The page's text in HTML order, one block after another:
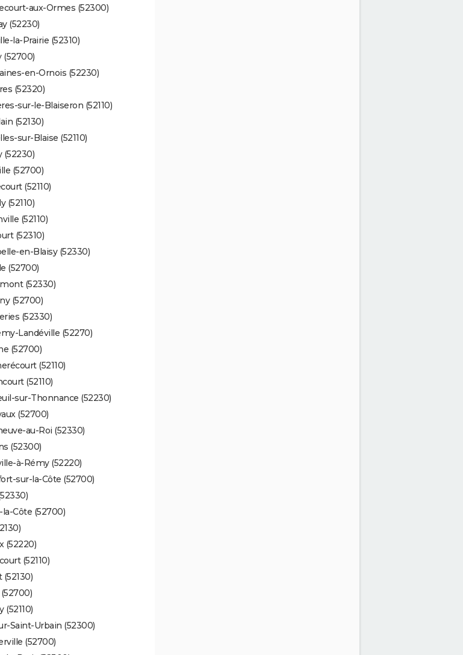
aux-Ormes (52300)
(52230)
la-Prairie (52310)
(52700)
en-Ornois (52230)
(52320)
sur-le-Blaiseron (52110)
(52130)
sur-Blaise (52110)
(52230)
(52700)
(52110)
(52110)
(52110)
(52310)
en-Blaisy (52330)
(52700)
(52330)
(52700)
(52330)
Landéville (52270)
(52700)
(52110)
(52110)
sur-Thonnance (52230)
(52700)
au-Roi (52330)
(52300)
à-Rémy (52220)
sur-la-Côte (52700)
Côte (52700)
(52220)
(52110)
(52130)
(52110)
Saint-Urbain (52300)
(52700)